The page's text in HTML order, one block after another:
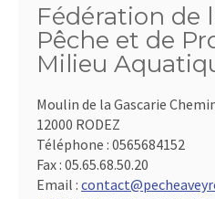
Fédération de
Pêche et de
Milieu
Moulin de la Gascarie
12000 RODEZ
Téléphone : 0565684152
Fax : 05.65.68.50.20
Email :